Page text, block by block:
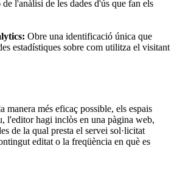
l'anàlisi de les dades d'ús que fan els
Obre una identificació única que
estadístiques sobre com utilitza el visitant
manera més eficaç possible, els espais
l'editor hagi inclòs en una pàgina web,
de la qual presta el servei sol·licitat
editat o la freqüència en què es